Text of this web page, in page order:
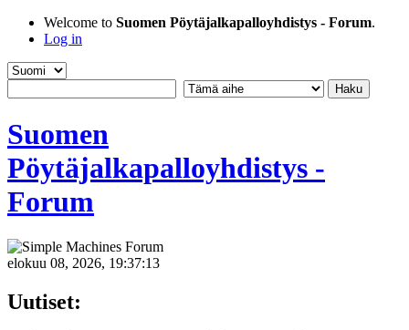
Welcome to Suomen Pöytäjalkapalloyhdistys - Forum.
Log in
Suomen
Pöytäjalkapalloyhdistys -
Forum
elokuu 08, 2026, 19:37:13
Uutiset: